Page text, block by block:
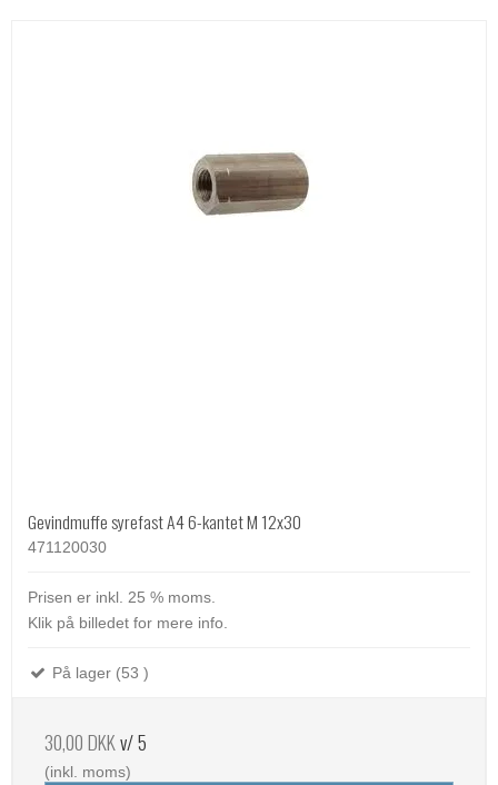
Gevindmuffe syrefast A4 6-kantet M 12x30
471120030
Prisen er inkl. 25 % moms.
Klik på billedet for mere info.
På lager (53 )
30,00 DKKv/ 5
(inkl. moms)